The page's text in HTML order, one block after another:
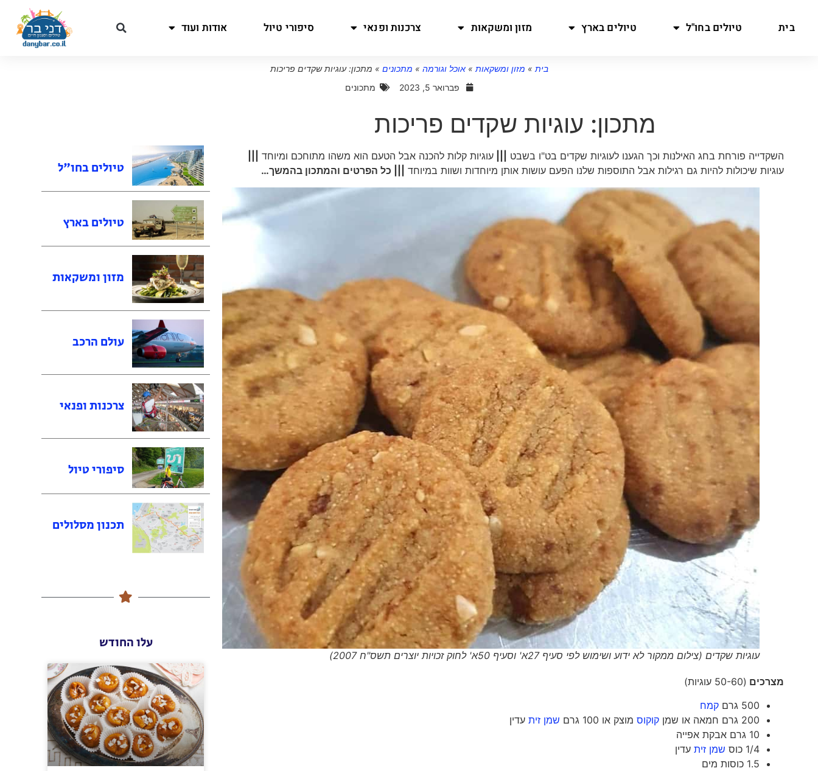
בית טיולים בחו"ל טיולים בארץ מזון ומשקאות צרכנות ופנאי סיפורי טיול אודות ועוד
בית » מזון ומשקאות »אוכל וגורמה » מתכונים » מתכון: עוגיות שקדים פריכות
פברואר 5, 2023
מתכונים
מתכון: עוגיות שקדים פריכות
השקדייה פורחת בחג האילנות וכך הגענו לעוגיות שקדים בט"ו בשבט |||עוגיות קלות להכנה אבל הטעם הוא משהו מתוחכם ומיוחד
עוגיות שיכולות להיות גם רגילות אבל התוספות שלנו הפעם עושות אותן מיוחדות ושוות במיוחד
||| כל הפרטים והמתכון בהמשך…
עוגיות שקדים (צילום ממקור לא ידוע ושימוש לפי סעיף 27א' וסעיף 50א' לחוק זכויות יוצרים תשס"ח 2007)
מצרכים (50-60 עוגיות)
500 גרם
קמח
200 גרם חמאה או שמן
קוקוס מוצק או 100 גרם שמן זית עדין
10 גרם אבקת אפייה
1/4 כוס
שמן זית עדין
1.5 כוסות מים
טיולים בחו"ל
טיולים בארץ
מזון ומשקאות
עולם הרכב
צרכנות ופנאי
סיפורי טיול
תכנון מסלולים
עלו החודש